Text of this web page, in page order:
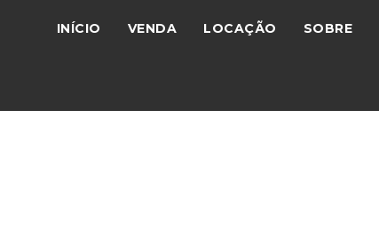
INÍCIO VENDA LOCAÇÃO SOBRE